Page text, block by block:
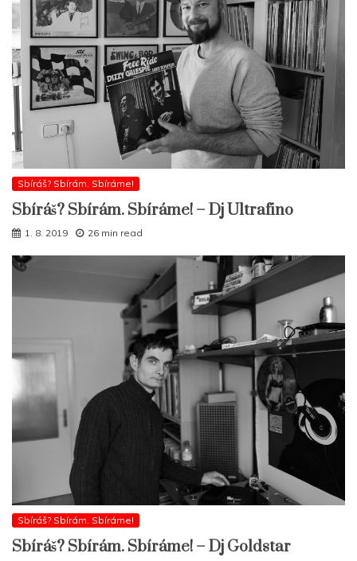
Sbíráš? Sbírám. Sbíráme!
Sbíráš? Sbírám. Sbíráme! – Dj Ultrafino
1. 8. 2019 26 min read
Sbíráš? Sbírám. Sbíráme!
Sbíráš? Sbírám. Sbíráme! – Dj Goldstar